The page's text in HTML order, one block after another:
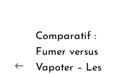
Navigation
Comparatif :
Fumer versus
Vapoter – Les